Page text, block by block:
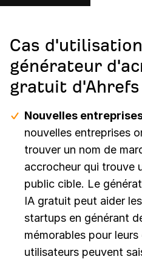
Cas
générateur
gratuit d'Ahrefs
Nouvelles
nouvelles entreprises
trouver un nom de
accrocheur qui trouve
public cible. Le
IA gratuit peut aider
startups en générant
mémorables pour
utilisateurs peuvent